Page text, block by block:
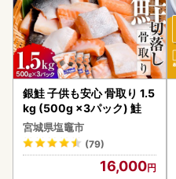
銀鮭 子供も安心 骨取り 1.5
kg (500g ×3パック) 鮭
宮城県塩竈市
(79)
16,000